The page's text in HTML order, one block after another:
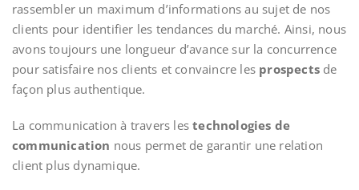
rassembler un maximum d’informations au sujet de nos
clients pour identifier les tendances du marché. Ainsi, nous
avons toujours une longueur d’avance sur la concurrence
pour satisfaire nos clients et convaincre les prospects de
façon plus authentique.
La communication à travers lestechnologies de
communication nous permet de garantir une relation
client plus dynamique.